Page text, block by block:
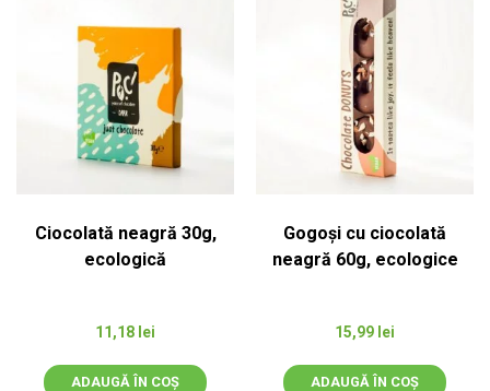
Ciocolată neagră 30g,
ecologică
11,18 lei
ADAUGĂ ÎN COȘ
Gogoși cu ciocolată
neagră 60g, ecologice
15,99 lei
ADAUGĂ ÎN COȘ